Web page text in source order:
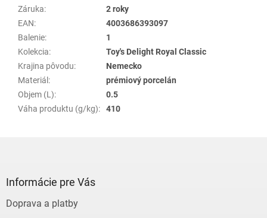
Záruka:
2 roky
EAN:
4003686393097
Balenie:
1
Kolekcia:
Toy's Delight Royal Classic
Krajina pôvodu:
Nemecko
Materiál :
prémiový porcelán
Objem (L):
0.5
Váha produktu (g/kg): 410
Informácie pre Vás
Doprava a platby